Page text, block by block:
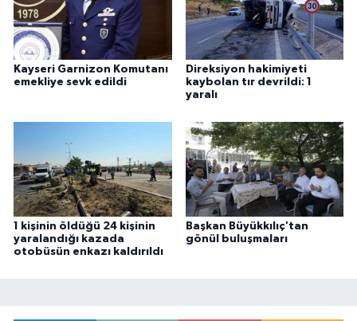
Kayseri Garnizon Komutanı
emekliye sevk edildi
Direksiyon hakimiyeti
kaybolan tır devrildi: 1
yaralı
1 kişinin öldüğü 24 kişinin
yaralandığı kazada
otobüsün enkazı kaldırıldı
Başkan Büyükkılıç'tan
gönül buluşmaları